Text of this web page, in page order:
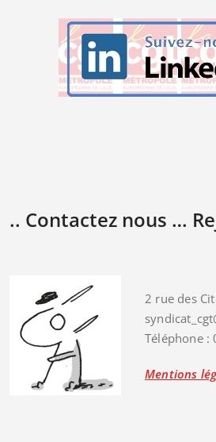
.. Contactez nous …
2 rue des
Téléphone :
Mentions